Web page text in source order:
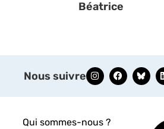
Béatrice
Nous suivre
Qui sommes-nous ?